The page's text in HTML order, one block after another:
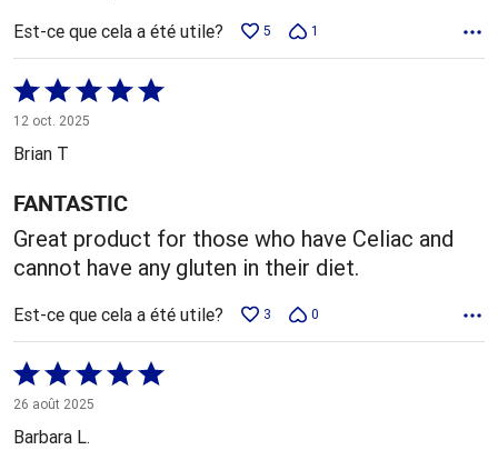
Est-ce que cela a été utile? 5 1
Coté
5 sur
5
12 oct. 2025
Brian T
FANTASTIC
Great product for those who have Celiac and
cannot have any gluten in their diet.
Est-ce que cela a été utile? 3 0
Coté
5 sur
5
26 août 2025
Barbara L.